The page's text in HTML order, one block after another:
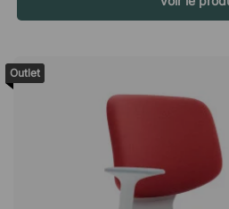
pour les petits bureaux et les salles
économiser de l'espace. Les
l'ouverture et la fermeture de
simple. Sécurisez les documents
est équipé d'une serrure à clé,
sous clé les documents sensibles et
Vous n'avez donc pas à vous
dans l'armoire pendant la nuit, ou
professionnels. Spécifications
Livrée non assemblérL'armoire
Outlet